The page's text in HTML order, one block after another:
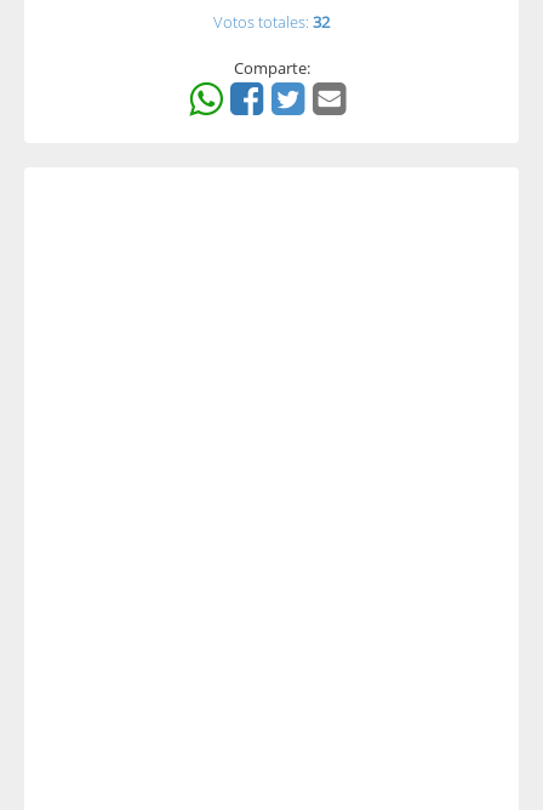
Votos totales: 32
Comparte: